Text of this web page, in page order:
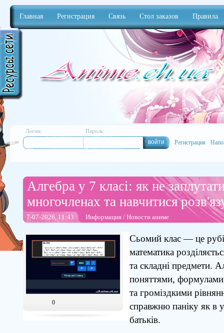
Главная Регистрация Связь Стол заказов Правила
Логин: Пароль:
Регистрация
Алгебра у 7 класі: як не
многочленах та навчитися
7-07-2026, 11:43 Информация / Новости аниме
0
Сьомий клас — це
математика
та складні предмети.
поняттями,
та громіздкими
справжню паніку як в
батьків.